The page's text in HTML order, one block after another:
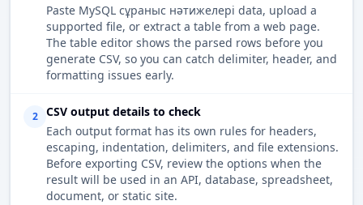
Paste MySQL сұраныс нәтижелері data, upload a
supported file, or extract a table from a web page.
The table editor shows the parsed rows before you
generate CSV, so you can catch delimiter, header, and
formatting issues early.
2
CSV output details to check
Each output format has its own rules for headers,
escaping, indentation, delimiters, and file extensions.
Before exporting CSV, review the options when the
result will be used in an API, database, spreadsheet,
document, or static site.